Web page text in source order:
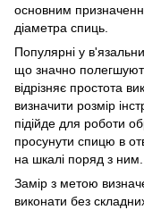
основним
діаметра спиць.
Популярні у
що значно
відрізняє простота
визначити розмір
підійде для роботи
просунути спицю в
на шкалі поряд з ним.
Замір з метою
виконати без